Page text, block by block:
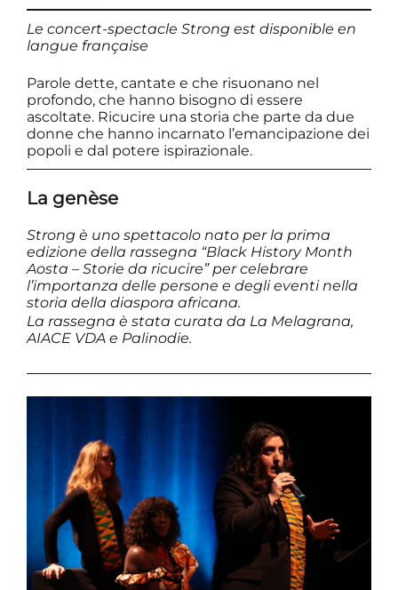
Le concert-spectacle Strong est disponible en
langue française
Parole dette, cantate e che risuonano nel
profondo, che hanno bisogno di essere
ascoltate. Ricucire una storia che parte da due
donne che hanno incarnato l’emancipazione dei
popoli e dal potere ispirazionale.
La genèse
Strong è uno spettacolo nato per la prima
edizione della rassegna “Black History Month
Aosta – Storie da ricucire” per celebrare
l’importanza delle persone e degli eventi nella
storia della diaspora africana.
La rassegna è stata curata da La Melagrana,
AIACE VDA e Palinodie.